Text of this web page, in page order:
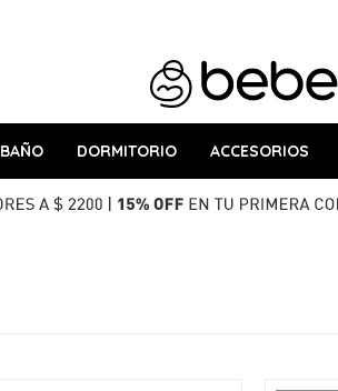
BAÑO DORMITORIO ACCESORIOS